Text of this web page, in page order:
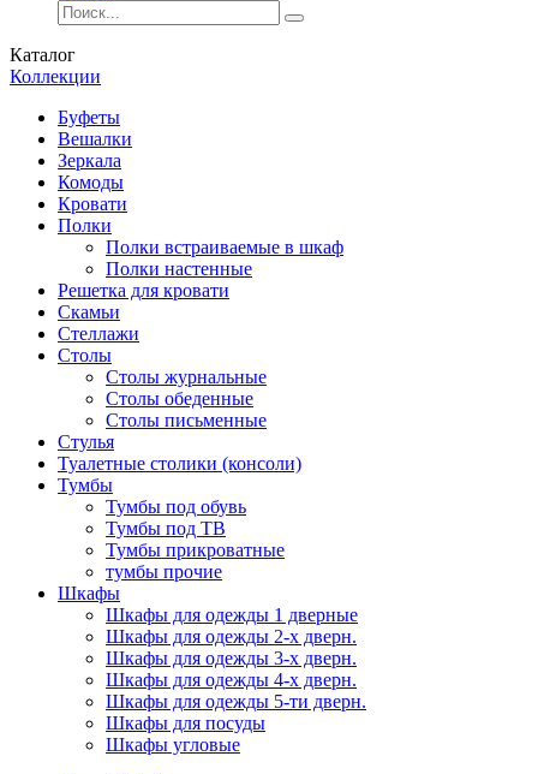
Каталог
Коллекции
Буфеты
Вешалки
Зеркала
Комоды
Кровати
Полки
Полки встраиваемые в шкаф
Полки настенные
Решетка для кровати
Скамьи
Стеллажи
Столы
Столы журнальные
Столы обеденные
Столы письменные
Стулья
Туалетные столики (консоли)
Тумбы
Тумбы под обувь
Тумбы под ТВ
Тумбы прикроватные
тумбы прочие
Шкафы
Шкафы для одежды 1 дверные
Шкафы для одежды 2-х дверн.
Шкафы для одежды 3-х дверн.
Шкафы для одежды 4-х дверн.
Шкафы для одежды 5-ти дверн.
Шкафы для посуды
Шкафы угловые